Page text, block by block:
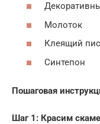
Молоток
Клеящий
Синтепон
Пошаговая
Шаг 1: Красим